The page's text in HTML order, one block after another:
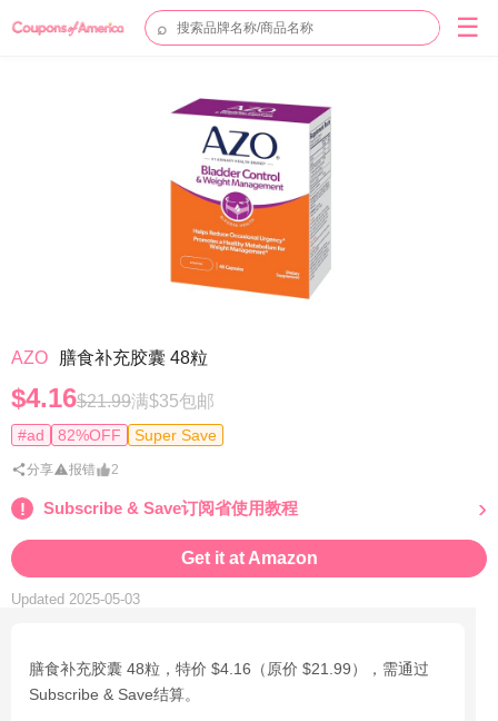
⌕ ☰
AZO 膳食补充胶囊 48粒
$4.16$21.99满$35包邮
#ad 82%OFF Super Save
分享 报错 2
Subscribe & Save订阅省使用教程
Get it at Amazon
Updated 2025-05-03
膳食补充胶囊 48粒，特价 $4.16（原价 $21.99），需通过
Subscribe & Save结算。